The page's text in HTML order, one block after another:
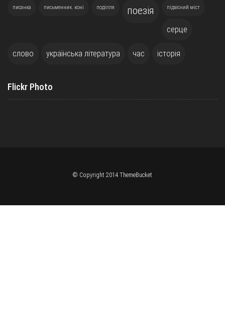
писанка письменник. коні поділля поезія підвісний міст
серце
слово українська література час історія
Flickr Photo
© Copyright 2014 ThemeBucket